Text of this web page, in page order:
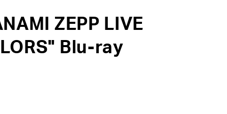
ZEPP LIVE
Blu-ray